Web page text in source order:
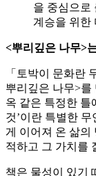
을 중심으로
계승을 위한
<뿌리깊은 나무>
「토박이 문화란
뿌리깊은 나무>를
옥 같은 특정한 틀
것’이란 특별한
게 이어져 온 삶의
적하고 그 가치를
책은 물성이 있기